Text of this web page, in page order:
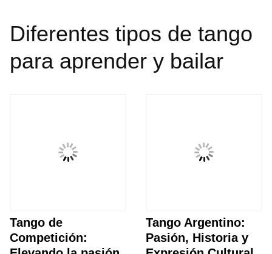
Diferentes tipos de tango
para aprender y bailar
Tango de
Competición:
Tango Argentino:
Pasión, Historia y